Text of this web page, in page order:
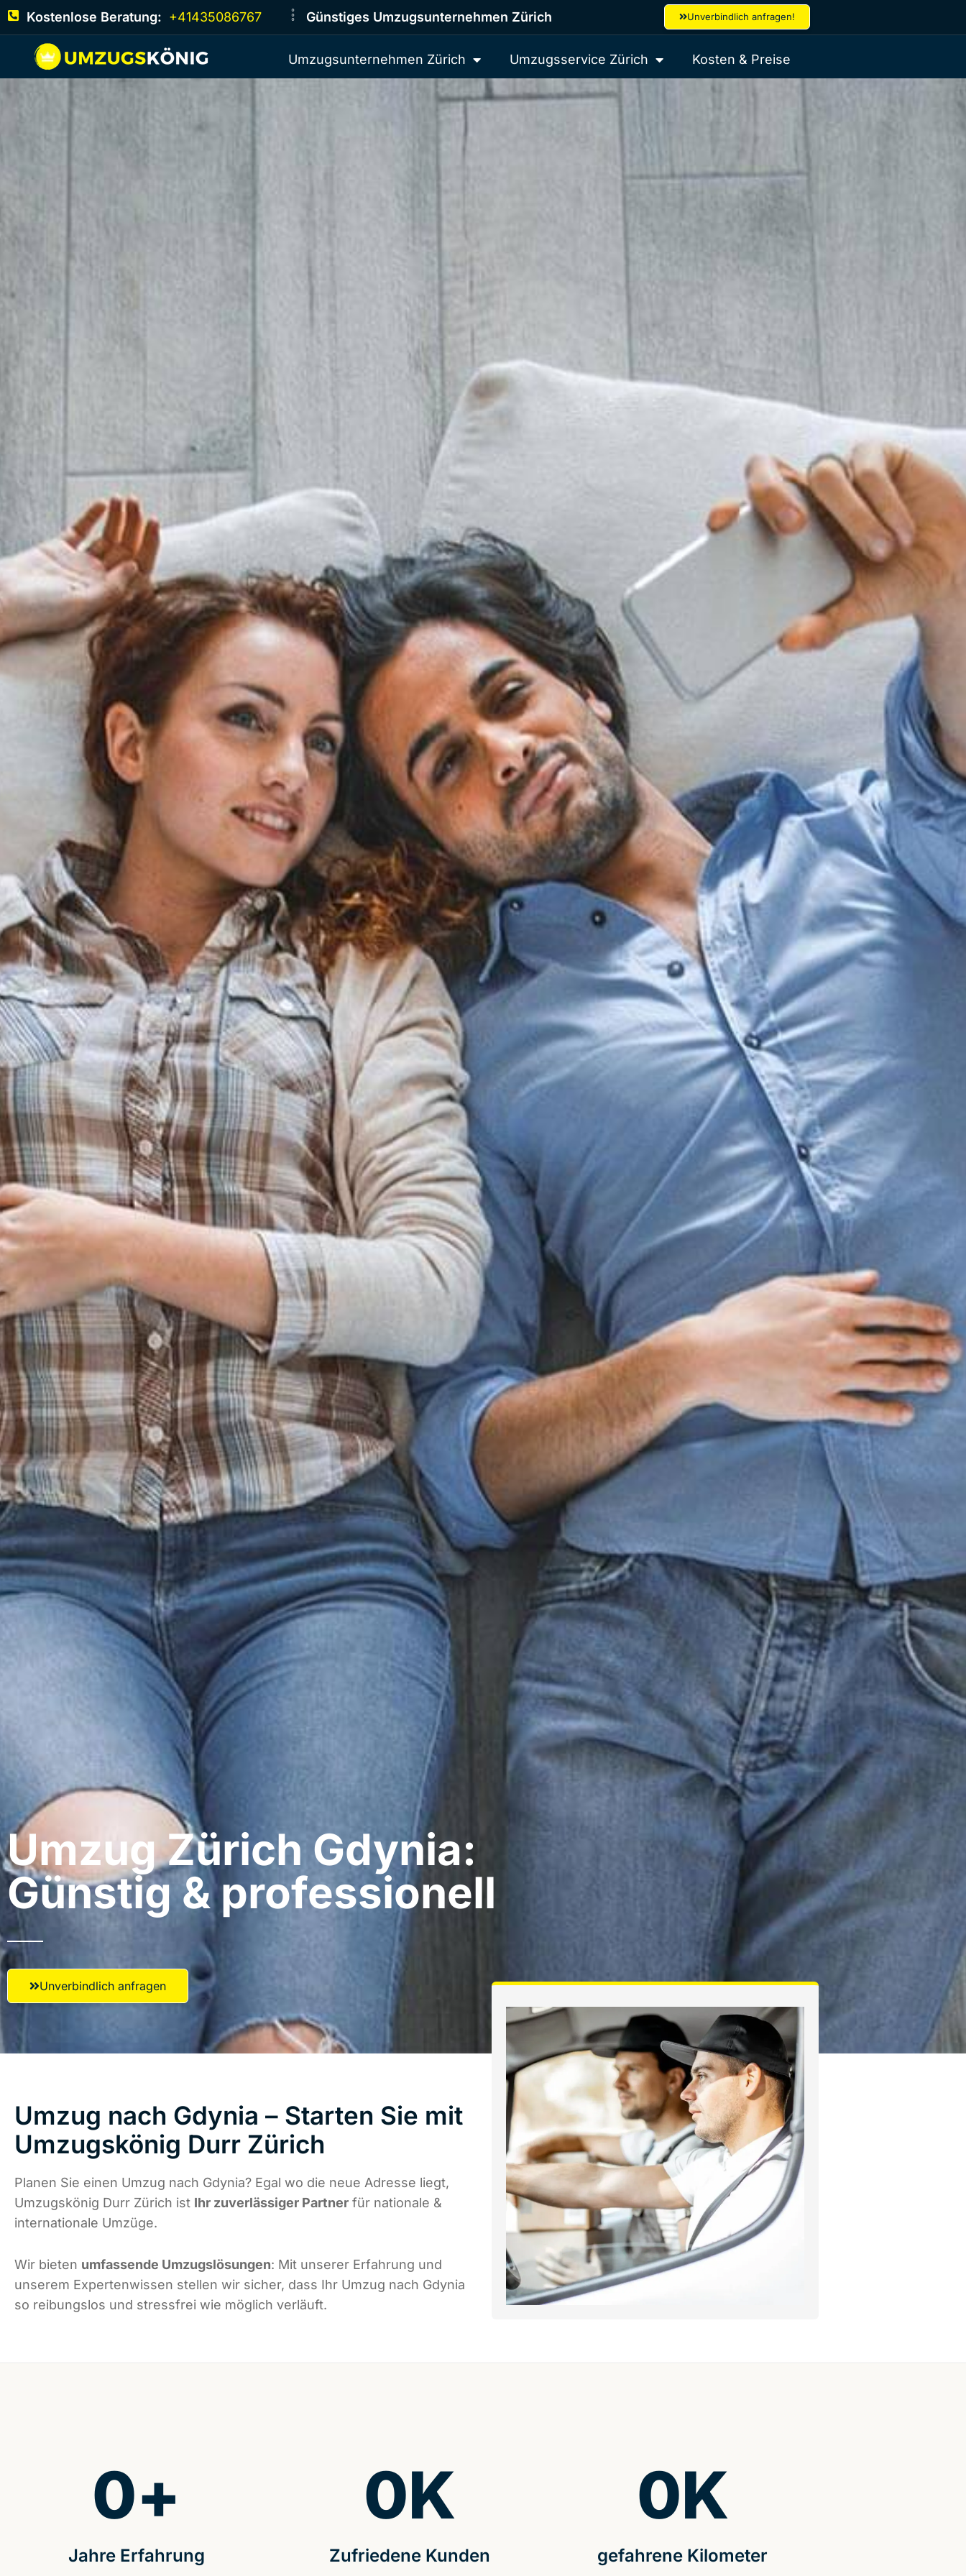
Kostenlose Beratung: +41435086767 Günstiges Umzugsunternehmen Zürich Unverbindlich anfragen!
Umzugsunternehmen Zürich Umzugsservice Zürich Kosten & Preise
Umzug Zürich​ Gdynia:
Günstig & professionell​
Unverbindlich anfragen
Umzug nach Gdynia – Starten Sie mit
Umzugskönig Durr Zürich
Planen Sie einen Umzug nach Gdynia? Egal wo die neue Adresse liegt,
Umzugskönig Durr Zürich ist Ihr zuverlässiger Partner für nationale &
internationale Umzüge.
Wir bieten umfassende Umzugslösungen: Mit unserer Erfahrung und
unserem Expertenwissen stellen wir sicher, dass Ihr Umzug nach Gdynia
so reibungslos und stressfrei wie möglich verläuft.
Jahre Erfahrung
0+
Zufriedene Kunden
0K
gefahrene Kilometer
0K